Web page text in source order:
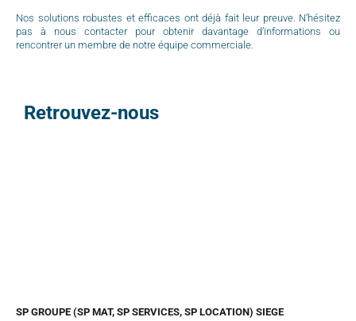
Nos solutions robustes et efficaces ont déjà fait leur preuve. N’hésitez
pas à nous contacter pour obtenir davantage d’informations ou
rencontrer un membre de notre équipe commerciale.
Retrouvez-nous
SP GROUPE (SP MAT, SP SERVICES, SP LOCATION) SIEGE